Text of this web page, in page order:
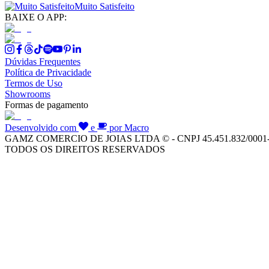
Muito Satisfeito
BAIXE O APP:
Dúvidas Frequentes
Política de Privacidade
Termos de Uso
Showrooms
Formas de pagamento
Desenvolvido com e
por Macro
GAMZ COMERCIO DE JOIAS LTDA © - CNPJ 45.451.832/
TODOS OS DIREITOS RESERVADOS